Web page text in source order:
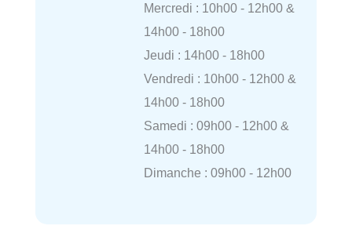
Mercredi : 10h00 - 12h00 &
14h00 - 18h00
Jeudi : 14h00 - 18h00
Vendredi : 10h00 - 12h00 &
14h00 - 18h00
Samedi : 09h00 - 12h00 &
14h00 - 18h00
Dimanche : 09h00 - 12h00